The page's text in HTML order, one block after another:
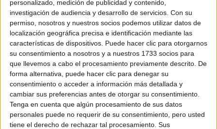
personalizado, medición de publicidad y contenido,
investigación de audiencia y desarrollo de servicios. Con su
permiso, nosotros y nuestros socios podemos utilizar datos de
localización geográfica precisa e identificación mediante las
características de dispositivos. Puede hacer clic para otorgarnos
su consentimiento a nosotros y a nuestros 1733 socios para
que llevemos a cabo el procesamiento previamente descrito. De
forma alternativa, puede hacer clic para denegar su
consentimiento o acceder a información más detallada y
cambiar sus preferencias antes de otorgar su consentimiento.
Tenga en cuenta que algún procesamiento de sus datos
personales puede no requerir de su consentimiento, pero usted
tiene el derecho de rechazar tal procesamiento. Sus
Web pensada para poder ofrecer diferentes
productos propios y ajenos para que los
aficionados los puedan adquirir
Divulgación
Dossier
Webs
Comunicados
Fotografía
Vídeos (on boards)
Redes Sociales